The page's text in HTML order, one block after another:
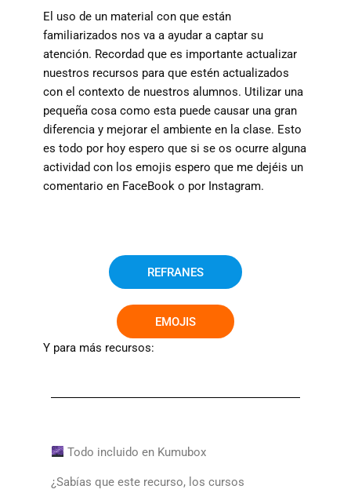
El uso de un material con que están
familiarizados nos va a ayudar a captar su
atención. Recordad que es importante actualizar
nuestros recursos para que estén actualizados
con el contexto de nuestros alumnos. Utilizar una
pequeña cosa como esta puede causar una gran
diferencia y mejorar el ambiente en la clase. Esto
es todo por hoy espero que si se os ocurre alguna
actividad con los emojis espero que me dejéis un
comentario en FaceBook o por Instagram.
REFRANES
EMOJIS
Y para más recursos:
Todo incluido en Kumubox
¿Sabías que este recurso, los cursos